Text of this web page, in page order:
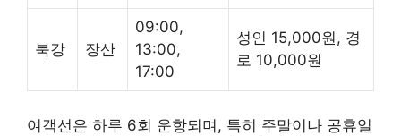
북강 장산
09:00,
13:00,
17:00
성인 15,000원, 경
로 10,000원
여객선은 하루 6회 운항되며, 특히 주말이나 공휴일